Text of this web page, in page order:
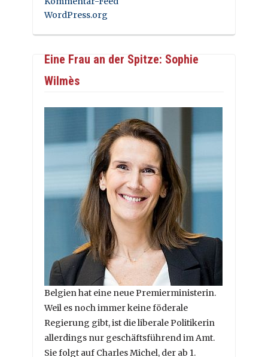
WordPress.org
Eine Frau an der Spitze: Sophie
Wilmès
Belgien hat eine neue Premierministerin.
Weil es noch immer keine föderale
Regierung gibt, ist die liberale Politikerin
allerdings nur geschäftsführend im Amt.
Sie folgt auf Charles Michel, der ab 1.